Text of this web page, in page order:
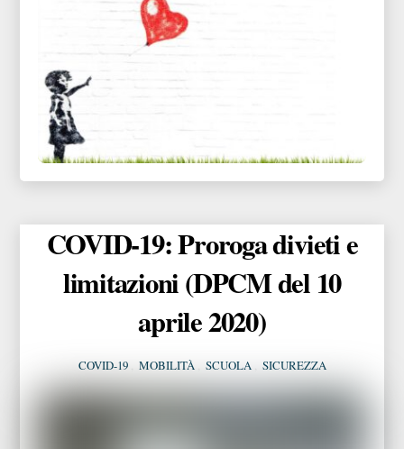
COVID-19: Proroga divieti e
limitazioni (DPCM del 10
aprile 2020)
COVID-19 , MOBILITÀ , SCUOLA , SICUREZZA